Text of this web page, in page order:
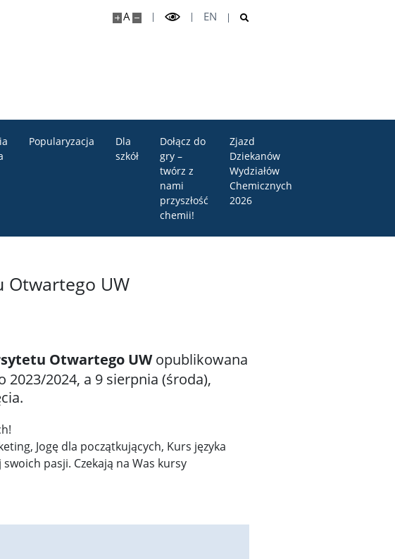
A EN
Popularyzacja
Dla
szkół
Dołącz do
gry –
twórz z
nami
przyszłość
chemii!
Zjazd
Dziekanów
Wydziałów
Chemicznych
2026
Otwartego UW
Otwartego UWopublikowana
2024, a 9 sierpnia (środa),
Jogę dla początkujących, Kurs języka
pasji. Czekają na Was kursy